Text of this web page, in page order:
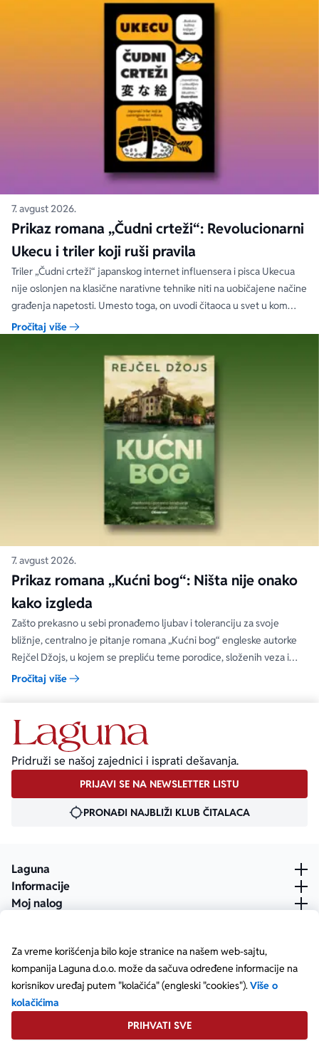
Za vreme korišćenja bilo koje stranice na našem web-sajtu,
kompanija Laguna d.o.o. može da sačuva određene informacije na
korisnikov uređaj putem "kolačića" (engleski "cookies").Više o
kolačićima
PRIHVATI SVE
7. avgust 2026.
Prikaz romana „Čudni crteži“: Revolucionarni
Ukecu i triler koji ruši pravila
Triler „Čudni crteži“ japanskog internet influensera i pisca Ukecua
nije oslonjen na klasične narativne tehnike niti na uobičajene načine
građenja napetosti. Umesto toga, on uvodi čitaoca u svet u kom
priložene ilustracije govore više od reči, a ono što je nacrtano često
Pročitaj više
7. avgust 2026.
Prikaz romana „Kućni bog“: Ništa nije onako
kako izgleda
Zašto prekasno u sebi pronađemo ljubav i toleranciju za svoje
bližnje, centralno je pitanje romana „Kućni bog“ engleske autorke
Rejčel Džojs, u kojem se prepliću teme porodice, složenih veza i
umetnosti.
Pročitaj više
Pridruži se našoj zajednici i isprati dešavanja.
PRIJAVI SE NA NEWSLETTER LISTU
PRONAĐI NAJBLIŽI KLUB ČITALACA
Laguna
Informacije
Moj nalog